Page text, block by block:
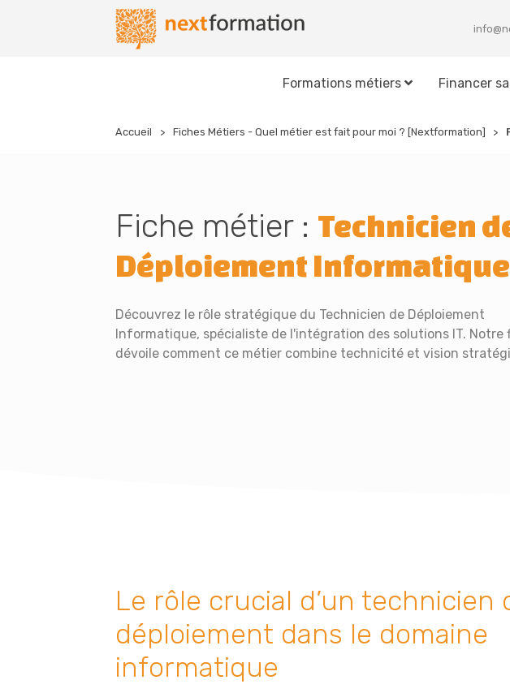
Formations métiers Financer
Nextformation
Accueil Fiches Métiers - Quel métier est fait pour moi ? [Nextformation]
Fiche métier : Technicien
Déploiement Informatique
Découvrez le rôle stratégique du Technicien de Déploiement
Informatique, spécialiste de l'intégration des solutions IT. Notre
dévoile comment ce métier combine technicité et vision
Le rôle crucial d’un technicien
déploiement dans le domaine
informatique
Gestion des consentements